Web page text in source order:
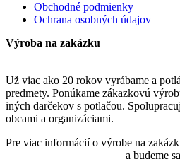
Obchodné podmienky
Ochrana osobných údajov
Výroba na zakázku
Už viac ako 20 rokov vyrábame a
predmety. Ponúkame zákazkovú
iných darčekov s potlačou.
obcami a organizáciami.
Pre viac informácií o výrobe na
a budeme